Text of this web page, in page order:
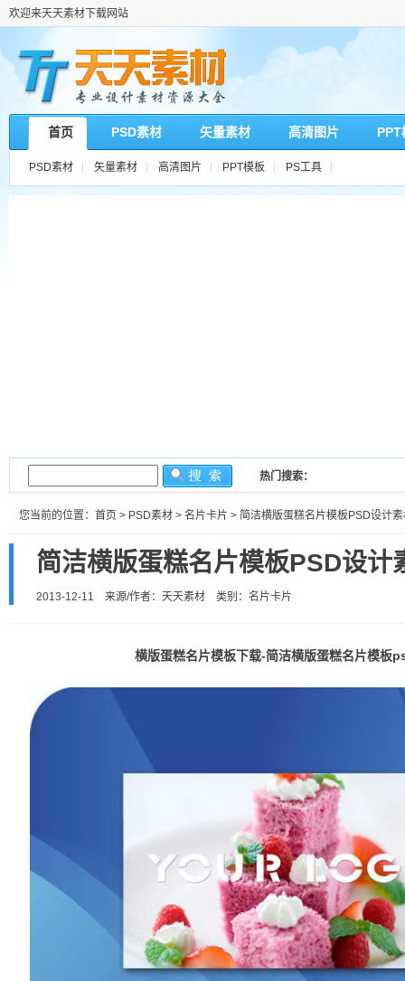
欢迎来天天素材下载网站
首页 PSD素材 矢量素材 高清图片 PPT
PSD素材 矢量素材 高清图片 PPT模板 PS工具
热门搜索：
您当前的位置： 首页 > PSD素材 > 名片卡片 > 简洁横版蛋糕名片模板PSD设计
简洁横版蛋糕名片模板PSD设计
2013-12-11 来源/作者：天天素材 类别： 名片卡片
横版蛋糕名片模板下载-简洁横版蛋糕名片模板